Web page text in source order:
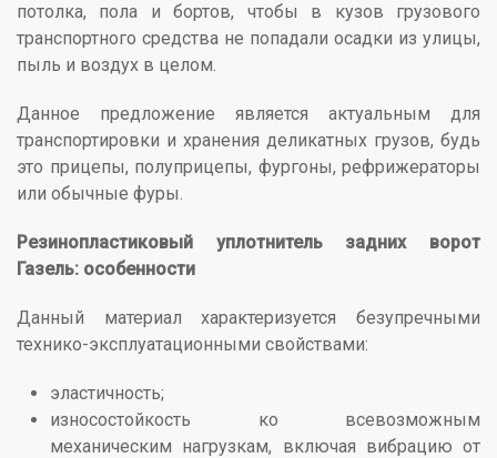
потолка, пола и бортов, чтобы в кузов грузового
транспортного средства не попадали осадки из улицы,
пыль и воздух в целом.
Данное предложение является актуальным для
транспортировки и хранения деликатных грузов, будь
это прицепы, полуприцепы, фургоны, рефрижераторы
или обычные фуры.
Резинопластиковый уплотнитель задних ворот
Газель: особенности
Данный материал характеризуется безупречными
технико-эксплуатационными свойствами:
эластичность;
износостойкость ко всевозможным
механическим нагрузкам, включая вибрацию от